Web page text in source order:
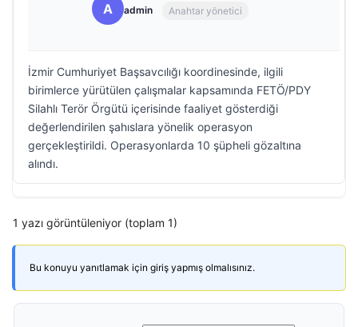
A admin Anahtar yönetici
İzmir Cumhuriyet Başsavcılığı koordinesinde, ilgili
birimlerce yürütülen çalışmalar kapsamında FETÖ/PDY
Silahlı Terör Örgütü içerisinde faaliyet gösterdiği
değerlendirilen şahıslara yönelik operasyon
gerçekleştirildi. Operasyonlarda 10 şüpheli gözaltına
alındı.
1 yazı görüntüleniyor (toplam 1)
Bu konuyu yanıtlamak için giriş yapmış olmalısınız.